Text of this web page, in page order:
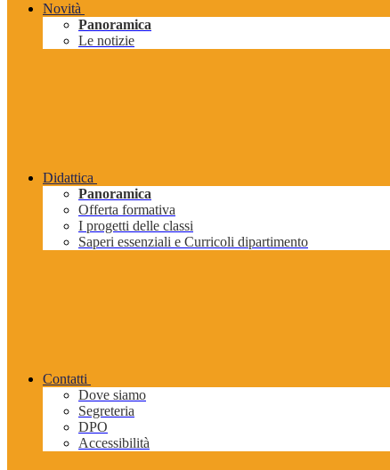
Novità
Panoramica
Le notizie
Didattica
Panoramica
Offerta formativa
I progetti delle classi
Saperi essenziali e Curricoli dipartimento
Contatti
Dove siamo
Segreteria
DPO
Accessibilità